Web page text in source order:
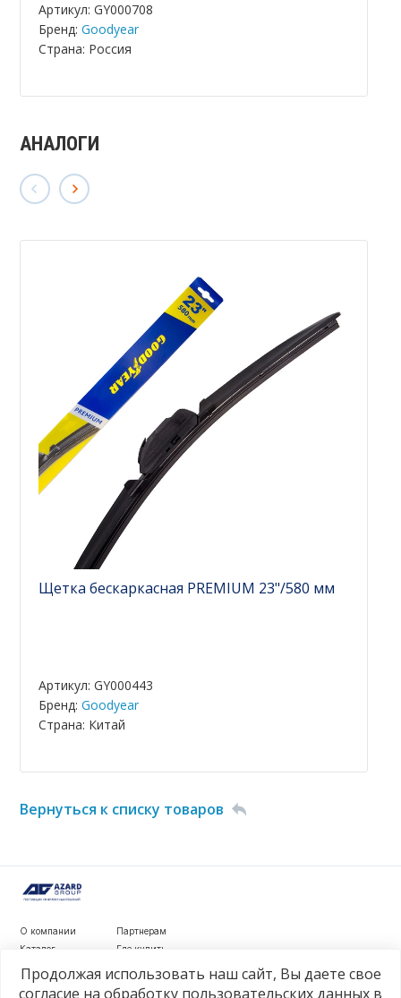
Артикул: GY000708
Бренд:Goodyear
Страна: Россия
АНАЛОГИ
Щетка бескаркасная PREMIUM 23"/580 мм
Артикул: GY000443
Бренд:Goodyear
Страна: Китай
Вернуться к списку товаров
О компании
Каталог
Новости
Видеообзоры
Партнерам
Где купить
Продолжая использовать наш сайт, Вы даете свое
согласие на обработку пользовательских данных в